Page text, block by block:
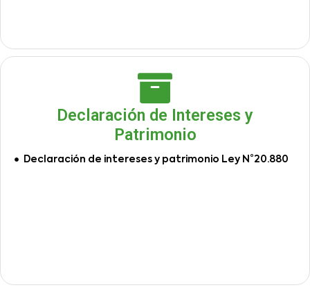
Declaración de Intereses y
Patrimonio
Declaración de intereses y patrimonio Ley N°20.880